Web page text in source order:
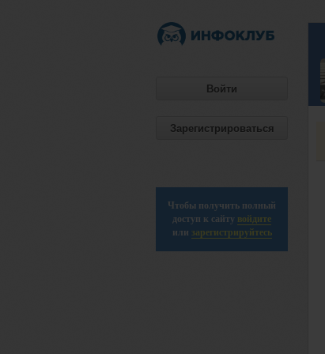
Войти
Зарегистрироваться
Чтобы получить полный
доступ к сайту войдите
или зарегистрируйтесь